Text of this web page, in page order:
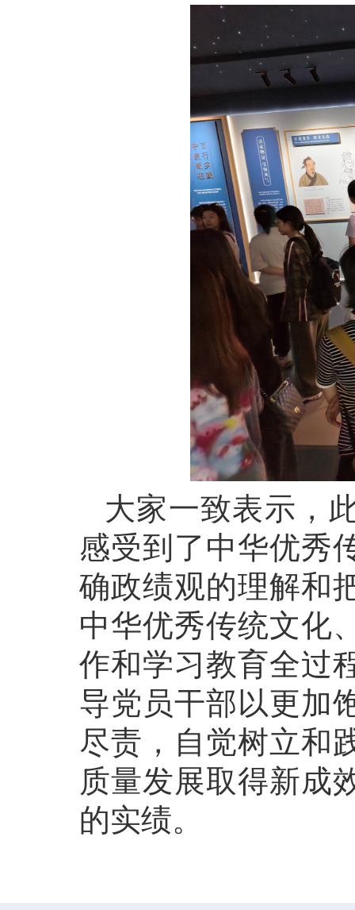
大家一致表示，
感受到了中华优秀
确政绩观的理解和
中华优秀传统文化
作和学习教育全过
导党员干部以更加
尽责，自觉树立和
质量发展取得新成
的实绩。